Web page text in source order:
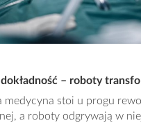
– roboty
medycyna stoi u progu
a roboty odgrywają w